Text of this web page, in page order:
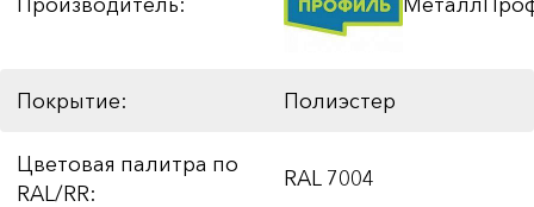
Покрытие: Полиэстер
Цветовая палитра по
RAL/RR:
RAL 7004